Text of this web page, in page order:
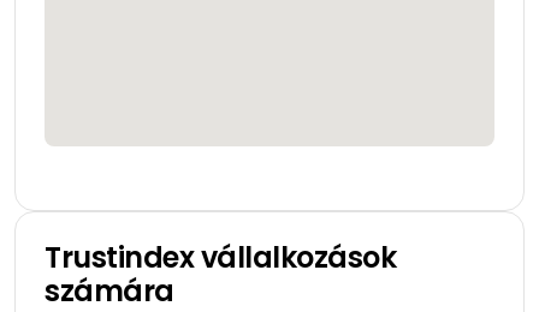
Trustindex vállalkozások
számára